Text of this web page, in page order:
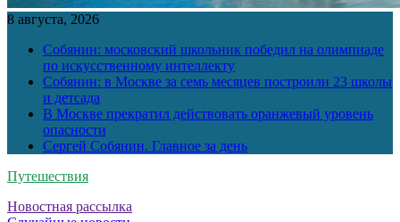
8 августа, 2026
Собянин: московский школьник победил на олимпиаде
по искусственному интеллекту
Собянин: в Москве за семь месяцев построили 23 школы
и детсада
В Москве прекратил действовать оранжевый уровень
опасности
Сергей Собянин. Главное за день
Путешествия
Новостная рассылка